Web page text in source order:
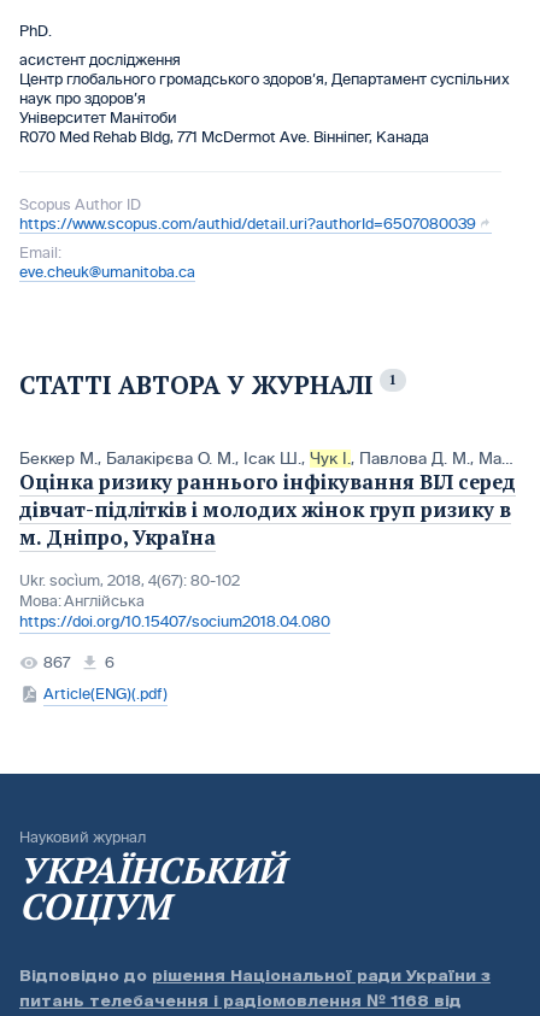
PhD.
асистент дослідження
Центр глобального громадського здоров’я, Департамент суспільних
наук про здоров’я
Університет Манітоби
R070 Med Rehab Bldg, 771 McDermot Ave. Вінніпег, Канада
Scopus Author ID
https://www.scopus.com/authid/detail.uri?authorId=6507080039
Email:
eve.cheuk@umanitoba.ca
СТАТТІ АВТОРА У ЖУРНАЛІ 1
Беккер М. , Балакірєва О. М. , Ісак Ш. , Чук І. , Павлова Д. М. , МакЛарті Л.
Оцінка ризику раннього інфікування ВІЛ серед
дівчат-підлітків і молодих жінок груп ризику в
м. Дніпро, Україна
Ukr. socìum, 2018, 4(67): 80-102
Мова:Англійська
https://doi.org/10.15407/socium2018.04.080
867
6
Article(ENG)(.pdf)
Науковий журнал
УКРАЇНСЬКИЙ
СОЦІУМ
Відповідно до рішення Національної ради України з
питань телебачення і радіомовлення № 1168 від